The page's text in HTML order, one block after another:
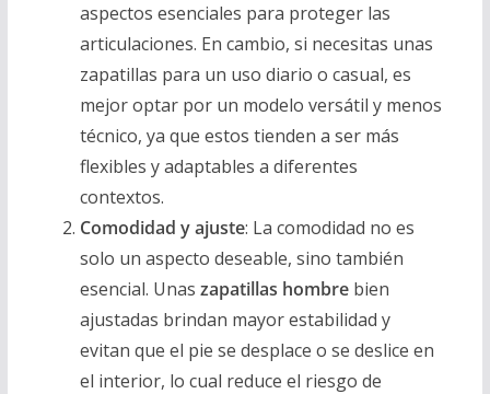
aspectos esenciales para proteger las
articulaciones. En cambio, si necesitas unas
zapatillas para un uso diario o casual, es
mejor optar por un modelo versátil y menos
técnico, ya que estos tienden a ser más
flexibles y adaptables a diferentes
contextos.
Comodidad y ajuste: La comodidad no es
solo un aspecto deseable, sino también
esencial. Unas zapatillas hombrebien
ajustadas brindan mayor estabilidad y
evitan que el pie se desplace o se deslice en
el interior, lo cual reduce el riesgo de